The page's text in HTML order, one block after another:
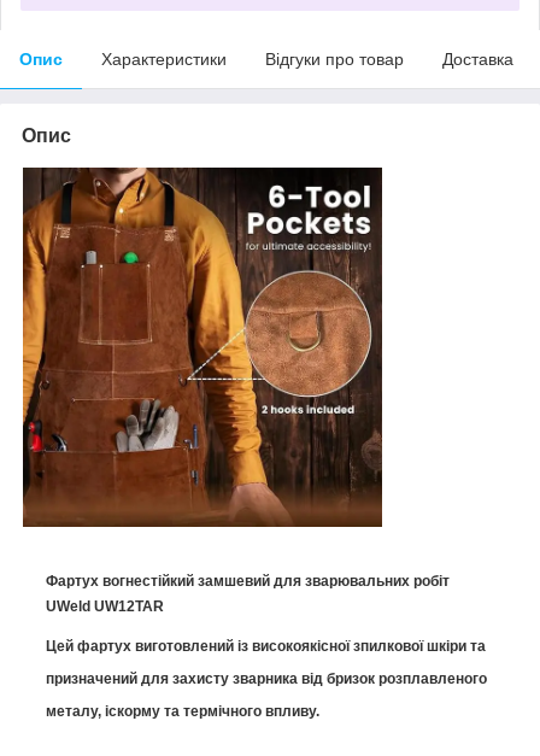
Опис Характеристики Відгуки про товар Доставка
Опис
Фартух вогнестійкий замшевий для зварювальних робіт
UWeld UW12TAR
Цей фартух виготовлений із високоякісної зпилкової шкіри та
призначений для захисту зварника від бризок розплавленого
металу, іскорму та термічного впливу.